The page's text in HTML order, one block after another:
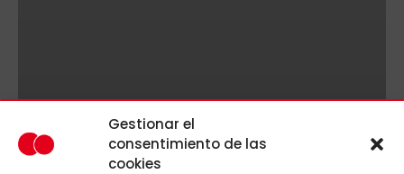
Gestionar el
consentimiento de las
cookies